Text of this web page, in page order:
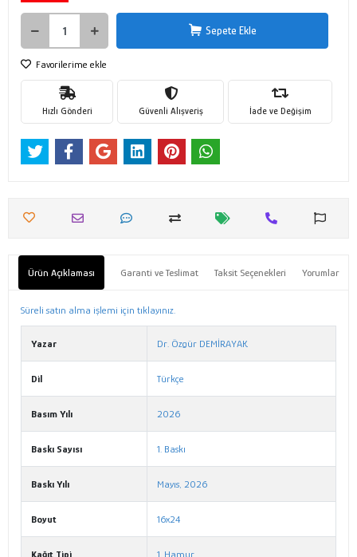
Sepete Ekle
Favorilerime ekle
Hızlı Gönderi Güvenli Alışveriş İade ve Değişim
Ürün Açıklaması Garanti ve Teslimat Taksit Seçenekleri Yorumlar
Süreli satın alma işlemi için tıklayınız.
Yazar Dr. Özgür DEMİRAYAK
Dil Türkçe
Basım Yılı 2026
Baskı Sayısı 1. Baskı
Baskı Yılı Mayıs, 2026
Boyut 16x24
Kağıt Tipi 1. Hamur